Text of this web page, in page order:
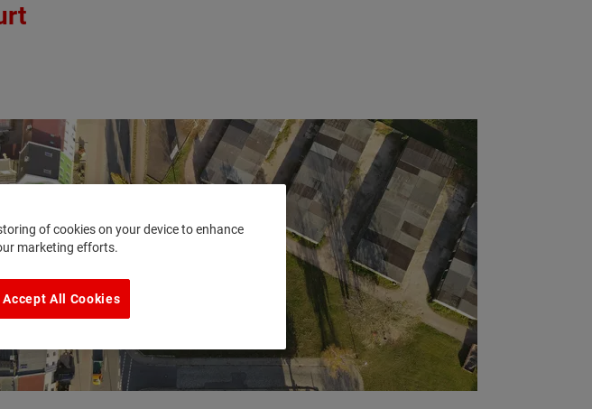
of cookies on your device to enhance
marketing efforts.
Accept All Cookies